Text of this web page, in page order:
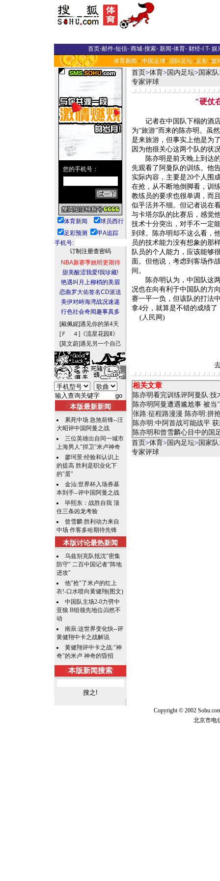
首页-邮件-短信- 商城-搜索- 新闻-体育- 财经-I T- 娱
体育新闻 - 中国足球- 国际足坛 -足彩 -篮
体育新闻
球员西行
足彩预测
甲A追踪
手机号:
NBA新赛季姚明更期待
甜美酸涩我爱!我珍藏!
艳遇叫月上柳梢的美眉
恋曲罗大佑签名CD派送
美伊对峙海湾战况速递
行色社会奇闻趣事真多
[戴佩妮]遇见你的第4天
[Ｆ ４] 《流星花园Ⅱ》
[莫文蔚]遇见另一个自己
本版最新新闻
累死中场 急煞前锋--汪
大昭评中国阿曼之战
三位英雄出自同一城市
上海男人"捍卫"米卢神奇
廖珂景:经验和认识上
的提高 胜利是职业化下
的"蛋"
金汕:世界杯入场券基
本到手--评中国阿曼之战
毕熙东：战胜自我 顶
住三条凶龙考验
曾雪麟:胜利动力来自
中场 作客多哈期待先锋
本版讨论最热新闻
乌兹别克队抵沈"密集
防守" 二百中国记者"阵地
进攻"
他"抢"了米卢的红上
衣!-口水喷向黄健翔(图文)
中国队主场2-0力劈中
亚狼 B组领先地位岿然不
动
南辰:这世界变化快--评
黄健翔中卡之战解说
黄健翔评中卡之战:"神
奇"的米卢 神奇的昏招
本版新闻搜索
首页>体育> 国内足坛> 国家队
专家评球
"硬仗
记者在中国队下榻的酒店
为“旅游”而来的陈亦明。虽
是来旅游，但事实上他是为
因为他很关心这两个队的状
陈亦明是前天晚上到达的
先观看了阿曼队的训练。他
实际内容，主要是20个人围
在抢，从不断地倒脚看，训
教练员的要求也很单调，而
似乎活并不细。但记者说在
与卡塔尔队的比赛后，感觉
技术十分突出，对手不一定
到球。陈亦明却不这么看，
员的技术能力没有想象的那
队员的个人能力，应该能够
面。但他说，考虑到客场作
间。
陈亦明认为，中国队这两
况也在向有利于中国队的方
赛一平一负，但该队的打法
拿4分，就算是不错的成绩
(人民网 )
相关文章
陈亦明看完训练评阿曼队:
陈亦明阿曼遭遇尴尬事 被
张路:征程路漫漫 陈亦明:拼
陈亦明:中阿首战可能战平
陈亦明和曾雪麟心目中的国
首页>体育> 国内足坛> 国家队
专家评球
Copyright © 2002
北京市电